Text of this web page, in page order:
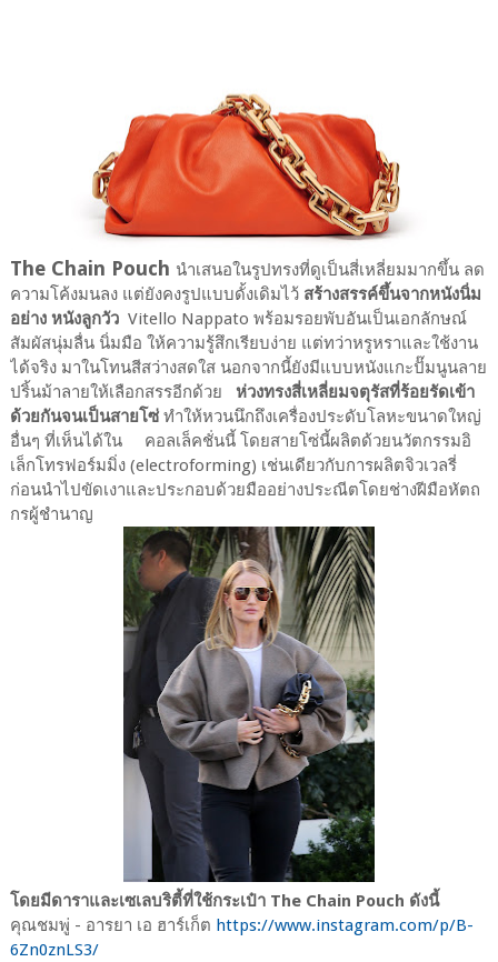
The Chain Pouch นำเสนอในรูปทรงที่ดูเป็นสี่เหลี่ยมมากขึ้น ลด
ความโค้งมนลง แต่ยังคงรูปแบบดั้งเดิมไว้สร้างสรรค์ขึ้นจากหนังนิ่ม
อย่าง หนังลูกวัวVitello Nappato พร้อมรอยพับอันเป็นเอกลักษณ์
สัมผัสนุ่มลื่น นิ่มมือ ให้ความรู้สึกเรียบง่าย แต่ทว่าหรูหราและใช้งาน
ได้จริง มาในโทนสีสว่างสดใส นอกจากนี้ยังมีแบบหนังแกะปั๊มนูนลาย
ปริ้นม้าลายให้เลือกสรรอีกด้วย ห่วงทรงสี่เหลี่ยมจตุรัสที่ร้อยรัดเข้า
ด้วยกันจนเป็นสายโซ่ทำให้หวนนึกถึงเครื่องประดับโลหะขนาดใหญ่
อื่นๆ ที่เห็นได้ใน คอลเล็คชั่นนี้ โดยสายโซ่นี้ผลิตด้วยนวัตกรรมอิ
เล็กโทรฟอร์มมิ่ง (electroforming) เช่นเดียวกับการผลิตจิวเวลรี่
ก่อนนำไปขัดเงาและประกอบด้วยมืออย่างประณีตโดยช่างฝีมือหัตถ
กรผู้ชำนาญ
โดยมีดาราและเซเลบริตี้ที่ใช้กระเป๋า The Chain Pouch ดังนี้
คุณชมพู่ - อารยา เอ ฮาร์เก็ต https://www.instagram.com/p/B-
6Zn0znLS3/